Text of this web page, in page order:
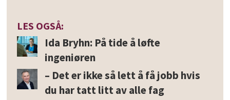
LES OGSÅ:
Ida Bryhn: På tide å løfte
ingeniøren
– Det er ikke så lett å få jobb hvis
du har tatt litt av alle fag